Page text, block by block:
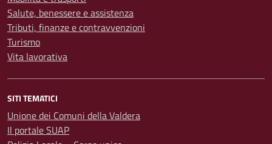
Salute, benessere e assistenza
Tributi, finanze e contravvenzioni
Turismo
Vita lavorativa
SITI TEMATICI
Unione dei Comuni della Valdera
Il portale SUAP